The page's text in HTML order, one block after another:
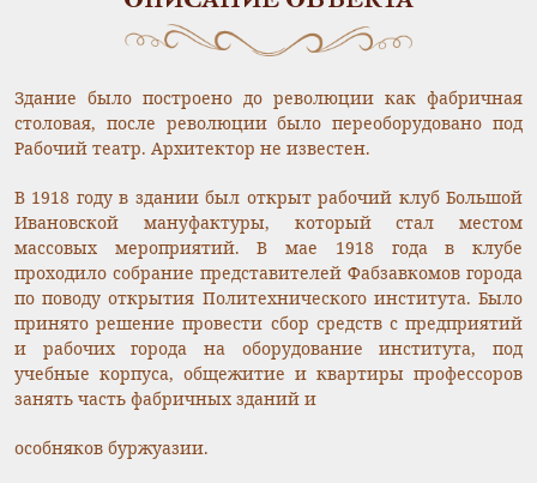
Здание было построено до революции как фабричная
столовая, после революции было переоборудовано под
Рабочий театр. Архитектор не известен.
В 1918 году в здании был открыт рабочий клуб Большой
Ивановской мануфактуры, который стал местом
массовых мероприятий. В мае 1918 года в клубе
проходило собрание представителей Фабзавкомов города
по поводу открытия Политехнического института. Было
принято решение провести сбор средств с предприятий
и рабочих города на оборудование института, под
учебные корпуса, общежитие и квартиры профессоров
занять часть фабричных зданий и
особняков буржуазии.